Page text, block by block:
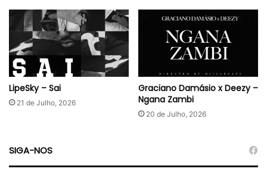
LipeSky – Sai
21 de Julho, 2026
Graciano Damásio x Deezy –
Ngana Zambi
20 de Julho, 2026
SIGA-NOS